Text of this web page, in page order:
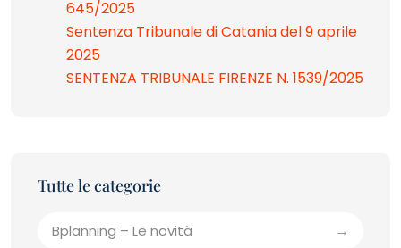
645/2025
Sentenza Tribunale di Catania del 9 aprile
2025
SENTENZA TRIBUNALE FIRENZE N. 1539/2025
Bplanning – Le novità